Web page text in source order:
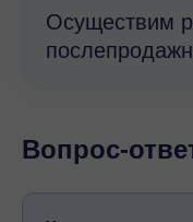
Осуществим
Вопрос-